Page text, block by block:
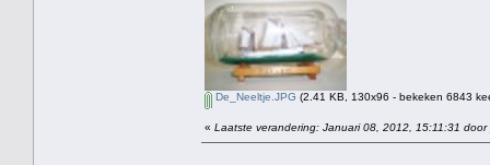
De_Neeltje.JPG (2.41 KB, 130x96 - bekeken 6843
« Laatste verandering: Januari 08, 2012, 15:11:31 door